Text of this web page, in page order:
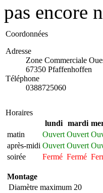
pas encore
Coordonnées
Adresse
Zone Commerciale
67350 Pfaffenhoffen
Téléphone
0388725060
Horaires
lundi
mardi
matin
Ouvert Ouvert
après-midi Ouvert Ouvert
soirée
Fermé Fermé
Montage
Diamètre maximum 20